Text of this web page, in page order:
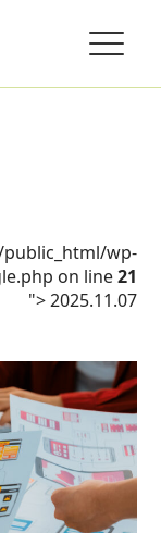
wp-
on line21
">2025.11.07